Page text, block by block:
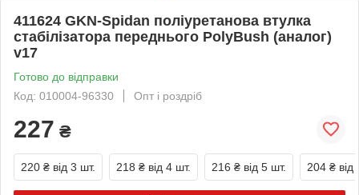
411624 GKN-Spidan поліуретанова втулка
стабілізатора переднього PolyBush (аналог)
v17
Готово до відправки
Код: 010004-96330
Опт і роздріб
227 ₴
220 ₴ від 3 шт. 218 ₴ від 4 шт. 216 ₴ від 5 шт. 204 ₴ від